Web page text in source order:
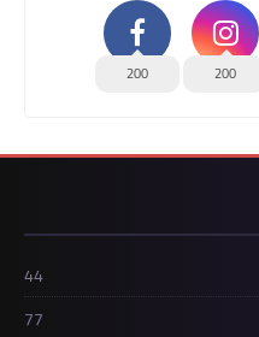
200
200
44
77